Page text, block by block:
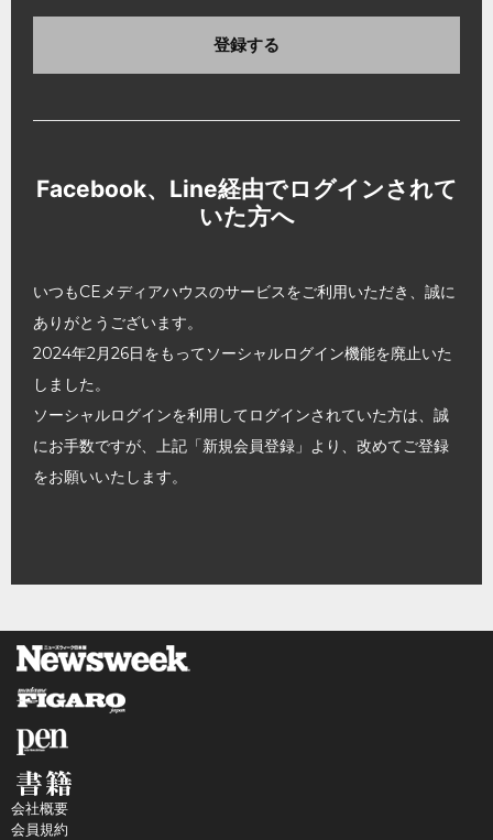
登録する
Facebook、Line経由でログインされて
いた方へ
いつもCEメディアハウスのサービスをご利用いただき、誠に
ありがとうございます。
2024年2月26日をもってソーシャルログイン機能を廃止いた
しました。
ソーシャルログインを利用してログインされていた方は、誠
にお手数ですが、上記「新規会員登録」より、改めてご登録
をお願いいたします。
会社概要
会員規約